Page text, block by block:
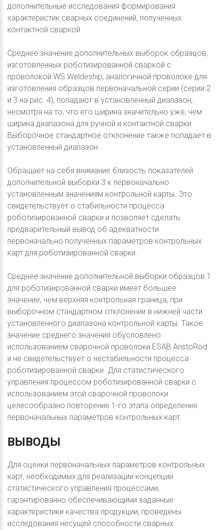
дополнительные исследования формирования
характеристик сварных соединений, полученных
контактной сваркой.
Среднее значение дополнительных выборок образцов,
изготовленных роботизированной сваркой с
проволокой WS Weldeship, аналогичной проволоке для
изготовления образцов первоначальной серии (серии 2
и 3 на рис. 4), попадают в установленный диапазон,
несмотря на то, что его ширина значительно уже, чем
ширина диапазона для ручной и контактной сварки.
Выборочное стандартное отклонение также попадает в
установленный диапазон.
Обращает на себя внимание близость показателей
дополнительной выборки 3 к первоначально
установленным значениям контрольной карты. Это
свидетельствует о стабильности процесса
роботизированной сварки и позволяет сделать
предварительный вывод об адекватности
первоначально полученных параметров контрольных
карт для роботизированной сварки.
Среднее значение дополнительной выборки образцов 1
для роботизированной сварки имеет большее
значение, чем верхняя контрольная граница, при
выборочном стандартном отклонении в нижней части
установленного диапазона контрольной карты. Такое
значение среднего значения обусловлено
использованием сварочной проволоки ESAB AristoRod
и не свидетельствует о нестабильности процесса
роботизированной сварки. Для статистического
управления процессом роботизированной сварки с
использованием этой сварочной проволоки
целесообразно повторение 1-го этапа определения
первоначальных параметров контрольных карт.
ВЫВОДЫ
Для оценки первоначальных параметров контрольных
карт, необходимых для реализации концепции
статистического управления процессами,
гарантированно обеспечивающими заданные
характеристики качества продукции, проведены
исследования несущей способности сварных